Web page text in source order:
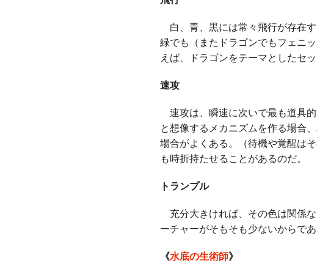
白、青、黒には常々飛行が存在
緑でも（またドラゴンでもフェニ
えば、ドラゴンをテーマとしたセ
速攻
速攻は、瞬速に次いで最も道具
と想像するメカニズムを作る場合
場合がよくある。（待機や覚醒は
も時折持たせることがあるのだ。
トランプル
充分大きければ、その色は関係
ーチャーがそもそも少ないからであ
《水底の生術師》